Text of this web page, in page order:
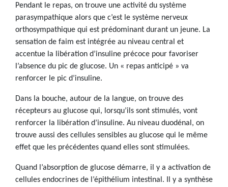
Pendant le repas, on trouve une activité du système
parasympathique alors que c’est le système nerveux
orthosympathique qui est prédominant durant un jeune. La
sensation de faim est intégrée au niveau central et
accentue la libération d’insuline précoce pour favoriser
l’absence du pic de glucose. Un « repas anticipé » va
renforcer le pic d’insuline.
Dans la bouche, autour de la langue, on trouve des
récepteurs au glucose qui, lorsqu’ils sont stimulés, vont
renforcer la libération d’insuline. Au niveau duodénal, on
trouve aussi des cellules sensibles au glucose qui le même
effet que les précédentes quand elles sont stimulées.
Quand l’absorption de glucose démarre, il y a activation de
cellules endocrines de l’épithélium intestinal. Il y a synthèse